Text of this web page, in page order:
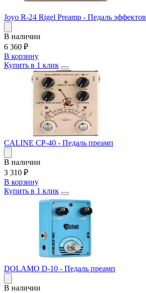
Joyo R-24 Rigel Preamp - Педаль эффектов
В наличии
6 360 ₽
В корзину
Купить в 1 клик
CALINE CP-40 - Педаль преамп
В наличии
3 310 ₽
В корзину
Купить в 1 клик
DOLAMO D-10 - Педаль преамп
В наличии